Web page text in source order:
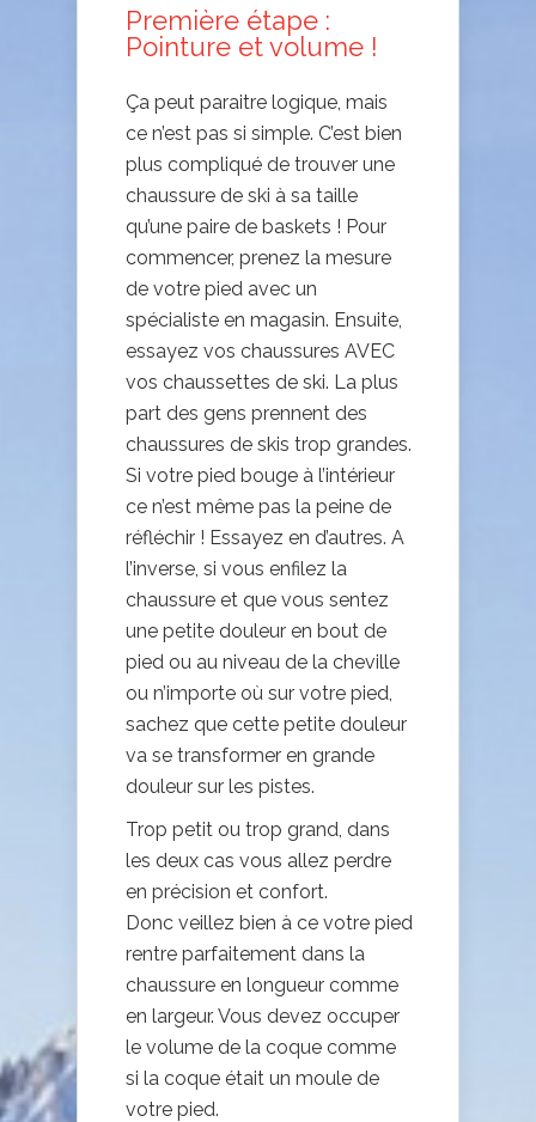
Première étape :
Pointure et volume !
Ça peut paraitre logique, mais
ce n’est pas si simple. C’est bien
plus compliqué de trouver une
chaussure de ski à sa taille
qu’une paire de baskets ! Pour
commencer, prenez la mesure
de votre pied avec un
spécialiste en magasin. Ensuite,
essayez vos chaussures AVEC
vos chaussettes de ski. La plus
part des gens prennent des
chaussures de skis trop grandes.
Si votre pied bouge à l’intérieur
ce n’est même pas la peine de
réfléchir ! Essayez en d’autres. A
l’inverse, si vous enfilez la
chaussure et que vous sentez
une petite douleur en bout de
pied ou au niveau de la cheville
ou n’importe où sur votre pied,
sachez que cette petite douleur
va se transformer en grande
douleur sur les pistes.
Trop petit ou trop grand, dans
les deux cas vous allez perdre
en précision et confort.
Donc veillez bien à ce votre pied
rentre parfaitement dans la
chaussure en longueur comme
en largeur. Vous devez occuper
le volume de la coque comme
si la coque était un moule de
votre pied.